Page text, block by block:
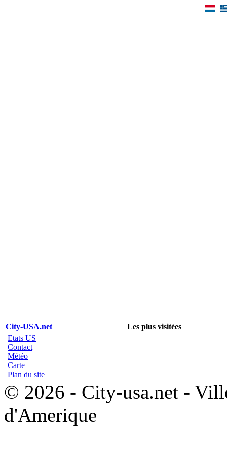
City-USA.net
Les plus visitées
Etats US
Contact
Météo
Carte
Plan du site
© 2026 - City-usa.net -
d'Amerique